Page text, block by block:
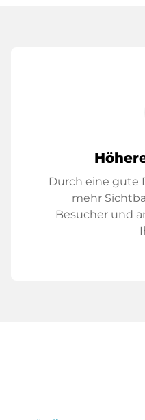
Durch eine gute
mehr
Besucher und